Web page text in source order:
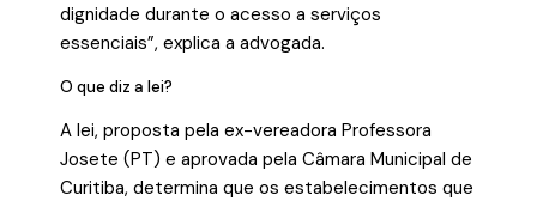
dignidade durante o acesso a serviços
essenciais”, explica a advogada.
O que diz a lei?
A lei, proposta pela ex-vereadora Professora
Josete (PT) e aprovada pela Câmara Municipal de
Curitiba, determina que os estabelecimentos que